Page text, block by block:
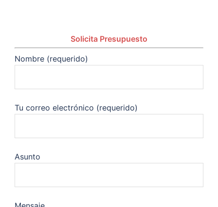
Solicita Presupuesto
Nombre (requerido)
Tu correo electrónico (requerido)
Asunto